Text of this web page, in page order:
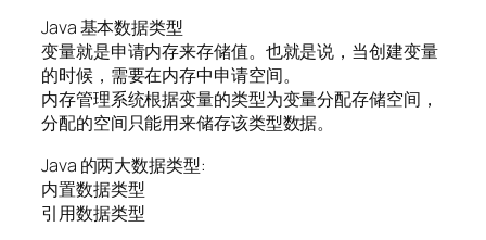
Java 基本数据类型
变量就是申请内存来存储值。也就是说，当创建变量
的时候，需要在内存中申请空间。
内存管理系统根据变量的类型为变量分配存储空间，
分配的空间只能用来储存该类型数据。
Java 的两大数据类型:
内置数据类型
引用数据类型